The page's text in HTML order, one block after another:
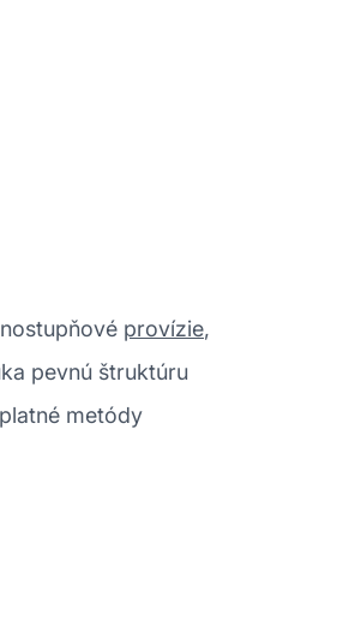
provízie,
pevnú štruktúru
metódy